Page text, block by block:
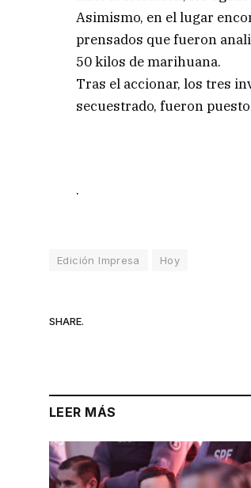
Asimismo, en el lugar
prensados que fueron
50 kilos de marihuana.
Tras el accionar, los tres
secuestrado, fueron
.
Edición Impresa Hoy
SHARE.
LEER MÁS